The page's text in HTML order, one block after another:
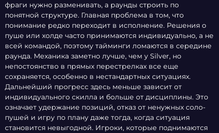
фраги нужно разменивать, а раунды строить по
понятной структуре. Главная проблема в том, что
понимание редко переходит в исполнение. Решения о
пуше или холде часто принимаются индивидуально, а не
всей командой, поэтому тайминги ломаются в середине
раунда. Механика заметно лучше, чем у Silver, но
непостоянство в прямых перестрелках все еще
сохраняется, особенно в нестандартных ситуациях.
Дальнейший прогресс здесь меньше зависит от
индивидуального скилла и больше от дисциплины. Это
означает удержание позиций, отказ от ненужных соло-
пушей и игру по плану даже тогда, когда ситуация
становится невыгодной. Игроки, которые поднимаются